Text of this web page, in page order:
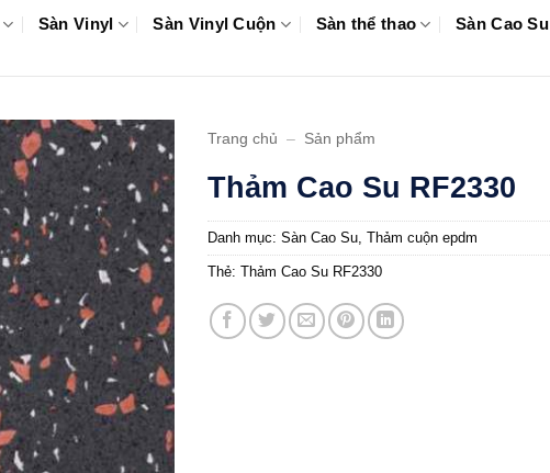
Sàn Vinyl Sàn Vinyl Cuộn Sàn thể thao Sàn Cao Su
Trang chủ – Sản phẩm
Thảm Cao Su RF2330
Danh mục: Sàn Cao Su, Thảm cuộn epdm
Thẻ: Thảm Cao Su RF2330